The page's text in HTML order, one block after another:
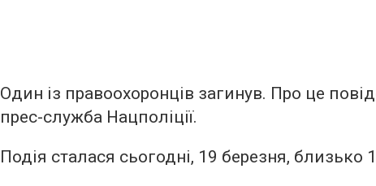
Один із правоохоронців загинув. Про це
прес-служба Нацполіції.
Подія сталася сьогодні, 19 березня, близько